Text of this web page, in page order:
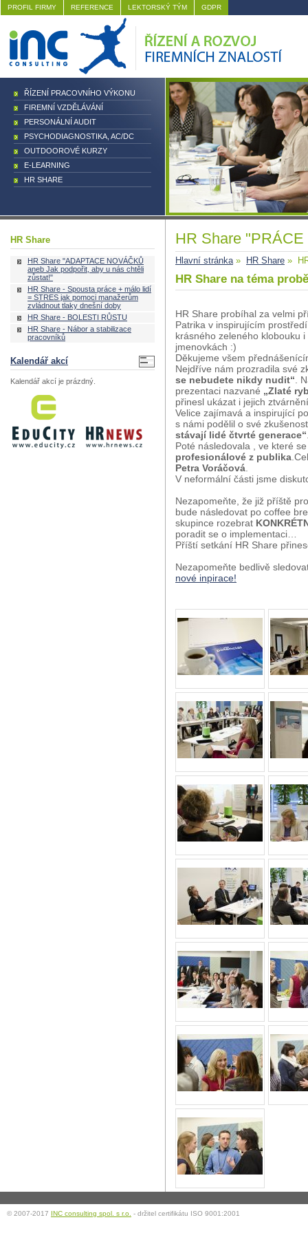
PROFIL FIRMY REFERENCE LEKTORSKÝ TÝM GDPR
ŘÍZENÍ PRACOVNÍHO VÝKONU
FIREMNÍ VZDĚLÁVÁNÍ
PERSONÁLNÍ AUDIT
PSYCHODIAGNOSTIKA, AC/DC
OUTDOOROVÉ KURZY
E-LEARNING
HR SHARE
HR Share
HR Share "ADAPTACE NOVÁČKŮ
aneb Jak podpořit, aby u nás chtěli
zůstat!"
HR Share - Spousta práce + málo lidí
= STRES jak pomoci manažerům
zvládnout tlaky dnešní doby
HR Share - BOLESTI RŮSTU
HR Share - Nábor a stabilizace
pracovníků
Kalendář akcí
Kalendář akcí je prázdný.
HR Share
Hlavní stránka» HR Share »
HR Share na téma
HR Share probíhal za velmi
Patrika v inspirujícím
krásného zeleného klobouku
jmenovkách :)
Děkujeme všem
Nejdříve nám prozradila své
se nebudete nikdy nudit“ .
prezentaci nazvané „Zlaté
přinesl ukázat i jejich
Velice zajímavá a inspirující
s námi podělil o své
stávají lidé čtvrté generace“
Poté následovala , ve které
profesionálové z publika
Petra Voráčová
V neformální části jsme
Nezapomeňte, že již příště
bude následovat po coffee
skupince rozebrat
poradit se o implementaci…
Příští setkání HR Share
Nezapomeňte bedlivě
nové inpirace!
© 2007-2017 INC consulting spol. s r.o. - držitel certifikátu ISO 9001:2001